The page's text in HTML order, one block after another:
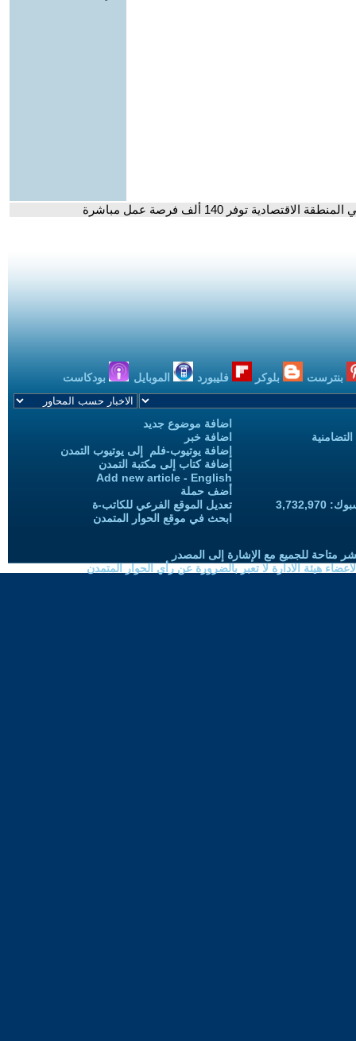
توفر 140 ألف فرصة عمل مباشرة
بنترست بلوكر فليبورد الموبايل بودكاست
اضافة موضوع جديد
اضافة خبر
إضافة يوتيوب-فلم إلى يوتيوب التمدن
إضافة كتاب إلى مكتبة التمدن
Add new article - English
أضف حملة
تعديل الموقع الفرعي للكاتب-ة
ابحث في موقع الحوار المتمدن
متاحة للجميع مع الإشارة إلى المصدر
هيئة الادارة لا تعبر بالضرورة عن رأي الحوار المتمدن